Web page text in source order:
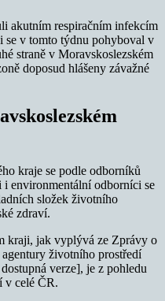
akutním respiračním infekcím
se v tomto týdnu pohyboval v
straně v Moravskoslezském
doposud hlášeny závažné
kraje se podle odborníků
environmentální odborníci se
složek životního
zdraví.
kraji, jak vyplývá ze Zprávy o
životního prostředí
verze], je z pohledu
v celé ČR.